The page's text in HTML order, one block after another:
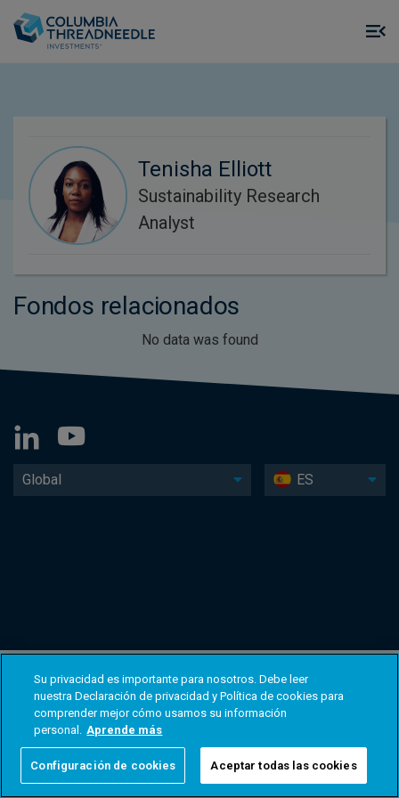
Tenisha Elliott
Sustainability Research
Analyst
Fondos relacionados
No data was found
Global ES
Su privacidad es importante para nosotros. Debe leer
nuestra Declaración de privacidad y Política de cookies para
comprender mejor cómo usamos su información
personal. Aprende más
Configuración de cookies Aceptar todas las cookies